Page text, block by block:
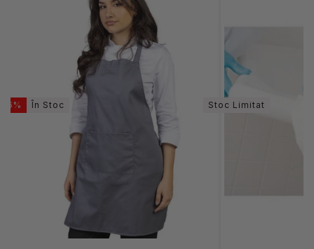
În Stoc Stoc Limitat